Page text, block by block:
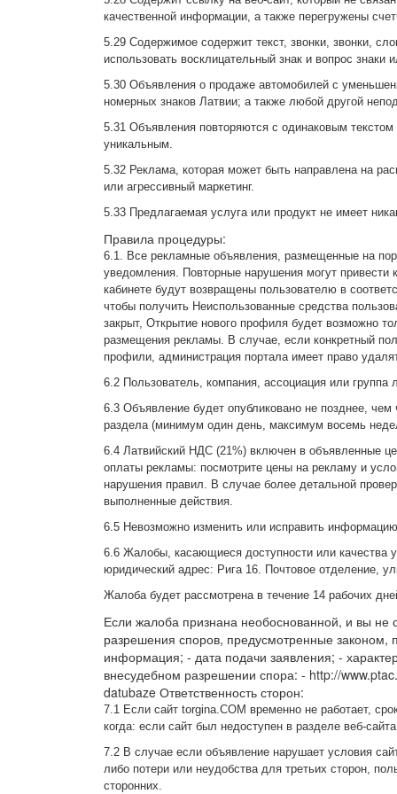
качественной информации, а также перегружены
5.29 Содержимое содержит текст, звонки, звонки,
использовать восклицательный знак и вопрос
5.30 Объявления о продаже автомобилей с
номерных знаков Латвии; а также любой другой
5.31 Объявления повторяются с одинаковым
уникальным.
5.32 Реклама, которая может быть направлена на
или агрессивный маркетинг.
5.33 Предлагаемая услуга или продукт не имеет
Правила процедуры:
6.1. Все рекламные объявления, размещенные на
уведомления. Повторные нарушения могут
кабинете будут возвращены пользователю в
чтобы получить Неиспользованные средства
закрыт, Открытие нового профиля будет возможно
размещения рекламы. В случае, если конкретный
профили, администрация портала имеет право
6.2 Пользователь, компания, ассоциация или
6.3 Объявление будет опубликовано не позднее,
раздела (минимум один день, максимум восемь
6.4 Латвийский НДС (21%) включен в объявленные
оплаты рекламы: посмотрите цены на рекламу и
нарушения правил. В случае более детальной
выполненные действия.
6.5 Невозможно изменить или исправить
6.6 Жалобы, касающиеся доступности или качества
юридический адрес: Рига 16. Почтовое отделение,
Жалоба будет рассмотрена в течение 14 рабочих
Если жалоба признана необоснованной, и вы не
разрешения споров, предусмотренные законом,
информация; - дата подачи заявления; -
внесудебном разрешении спора: - http://
datubaze Ответственность сторон:
7.1 Если сайт torgina.COM временно не работает,
когда: если сайт был недоступен в разделе веб-
7.2 В случае если объявление нарушает условия
либо потери или неудобства для третьих сторон,
сторонних.